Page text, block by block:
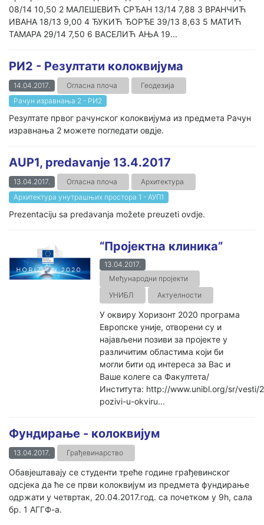
08/14 10,50 2 МАЛЕШЕВИЋ СРЂАН 13/14 7,88 3 ВРАНЧИЋ
ИВАНА 18/13 9,00 4 ЂУКИЋ ЂОРЂЕ 39/13 8,63 5 МАТИЋ
ТАМАРА 29/14 7,50 6 ВАСЕЛИЋ АЊА 19...
РИ2 - Резултати колоквијума
14.04.2017. Огласна плоча
Геодезија
Рачун изравнања 2 - РИ2
Резултате првог рачунског колоквијума из предмета Рачун
изравнања 2 можете погледати овдје.
AUP1, predavanje 13.4.2017
13.04.2017. Огласна плоча
Архитектура
Архитектура унутрашњих простора 1 - АУП1
Prezentaciju sa predavanja možete preuzeti ovdje.
“Пројектна клиника”
13.04.2017.
Међународни пројекти
УНИБЛ
Актуелности
У оквиру Хоризонт 2020 програма
Европске уније, отворени су и
најављени позиви за пројекте у
различитим областима који би
могли бити од интереса за Вас и
Ваше колеге са Факултета/
Института: http://www.unibl.org/sr/vesti/
pozivi-u-okviru...
Фундирање - колоквијум
13.04.2017. Грађевинарство
Обавјештавају се студенти треће године грађевинског
одсјека да ће се први колоквијум из предмета фундирање
одржати у четвртак, 20.04.2017.год. са почетком у 9h, сала
бр. 1 АГГФ-а.